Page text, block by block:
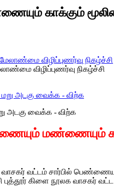
காக்கும் மூலிகை
விழிப்புணர்வு நிகழ்ச்சி
அடகு வைக்க - விற்க
மண்ணையும்
வாசகர் வட்டம் சார்பில்
புத்தூர் கிளை நூலக